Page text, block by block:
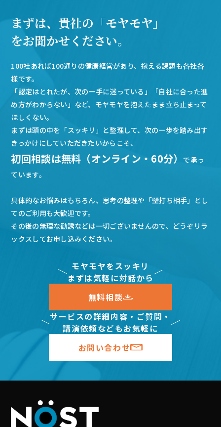
まずは、貴社の「モヤモヤ」
をお聞かせください。
100社あれば100通りの健康経営があり、抱える課題も各社各
様です。
「認定はとれたが、次の一手に迷っている」「自社に合った進
め方がわからない」など、モヤモヤを抱えたまま立ち止まって
ほしくない。
まずは頭の中を「スッキリ」と整理して、次の一歩を踏み出す
きっかけにしていただきたいからこそ、
初回相談は無料（オンライン・60分）
で承っ
ています。
具体的なお悩みはもちろん、思考の整理や「壁打ち相手」とし
てのご利用も大歓迎です。
その後の無理な勧誘などは一切ございませんので、どうぞリラ
ックスしてお申し込みください。
モヤモヤをスッキリ
まずは気軽に対話から
無料相談
サービスの詳細内容・ご質問・
講演依頼などもお気軽に
お問い合わせ